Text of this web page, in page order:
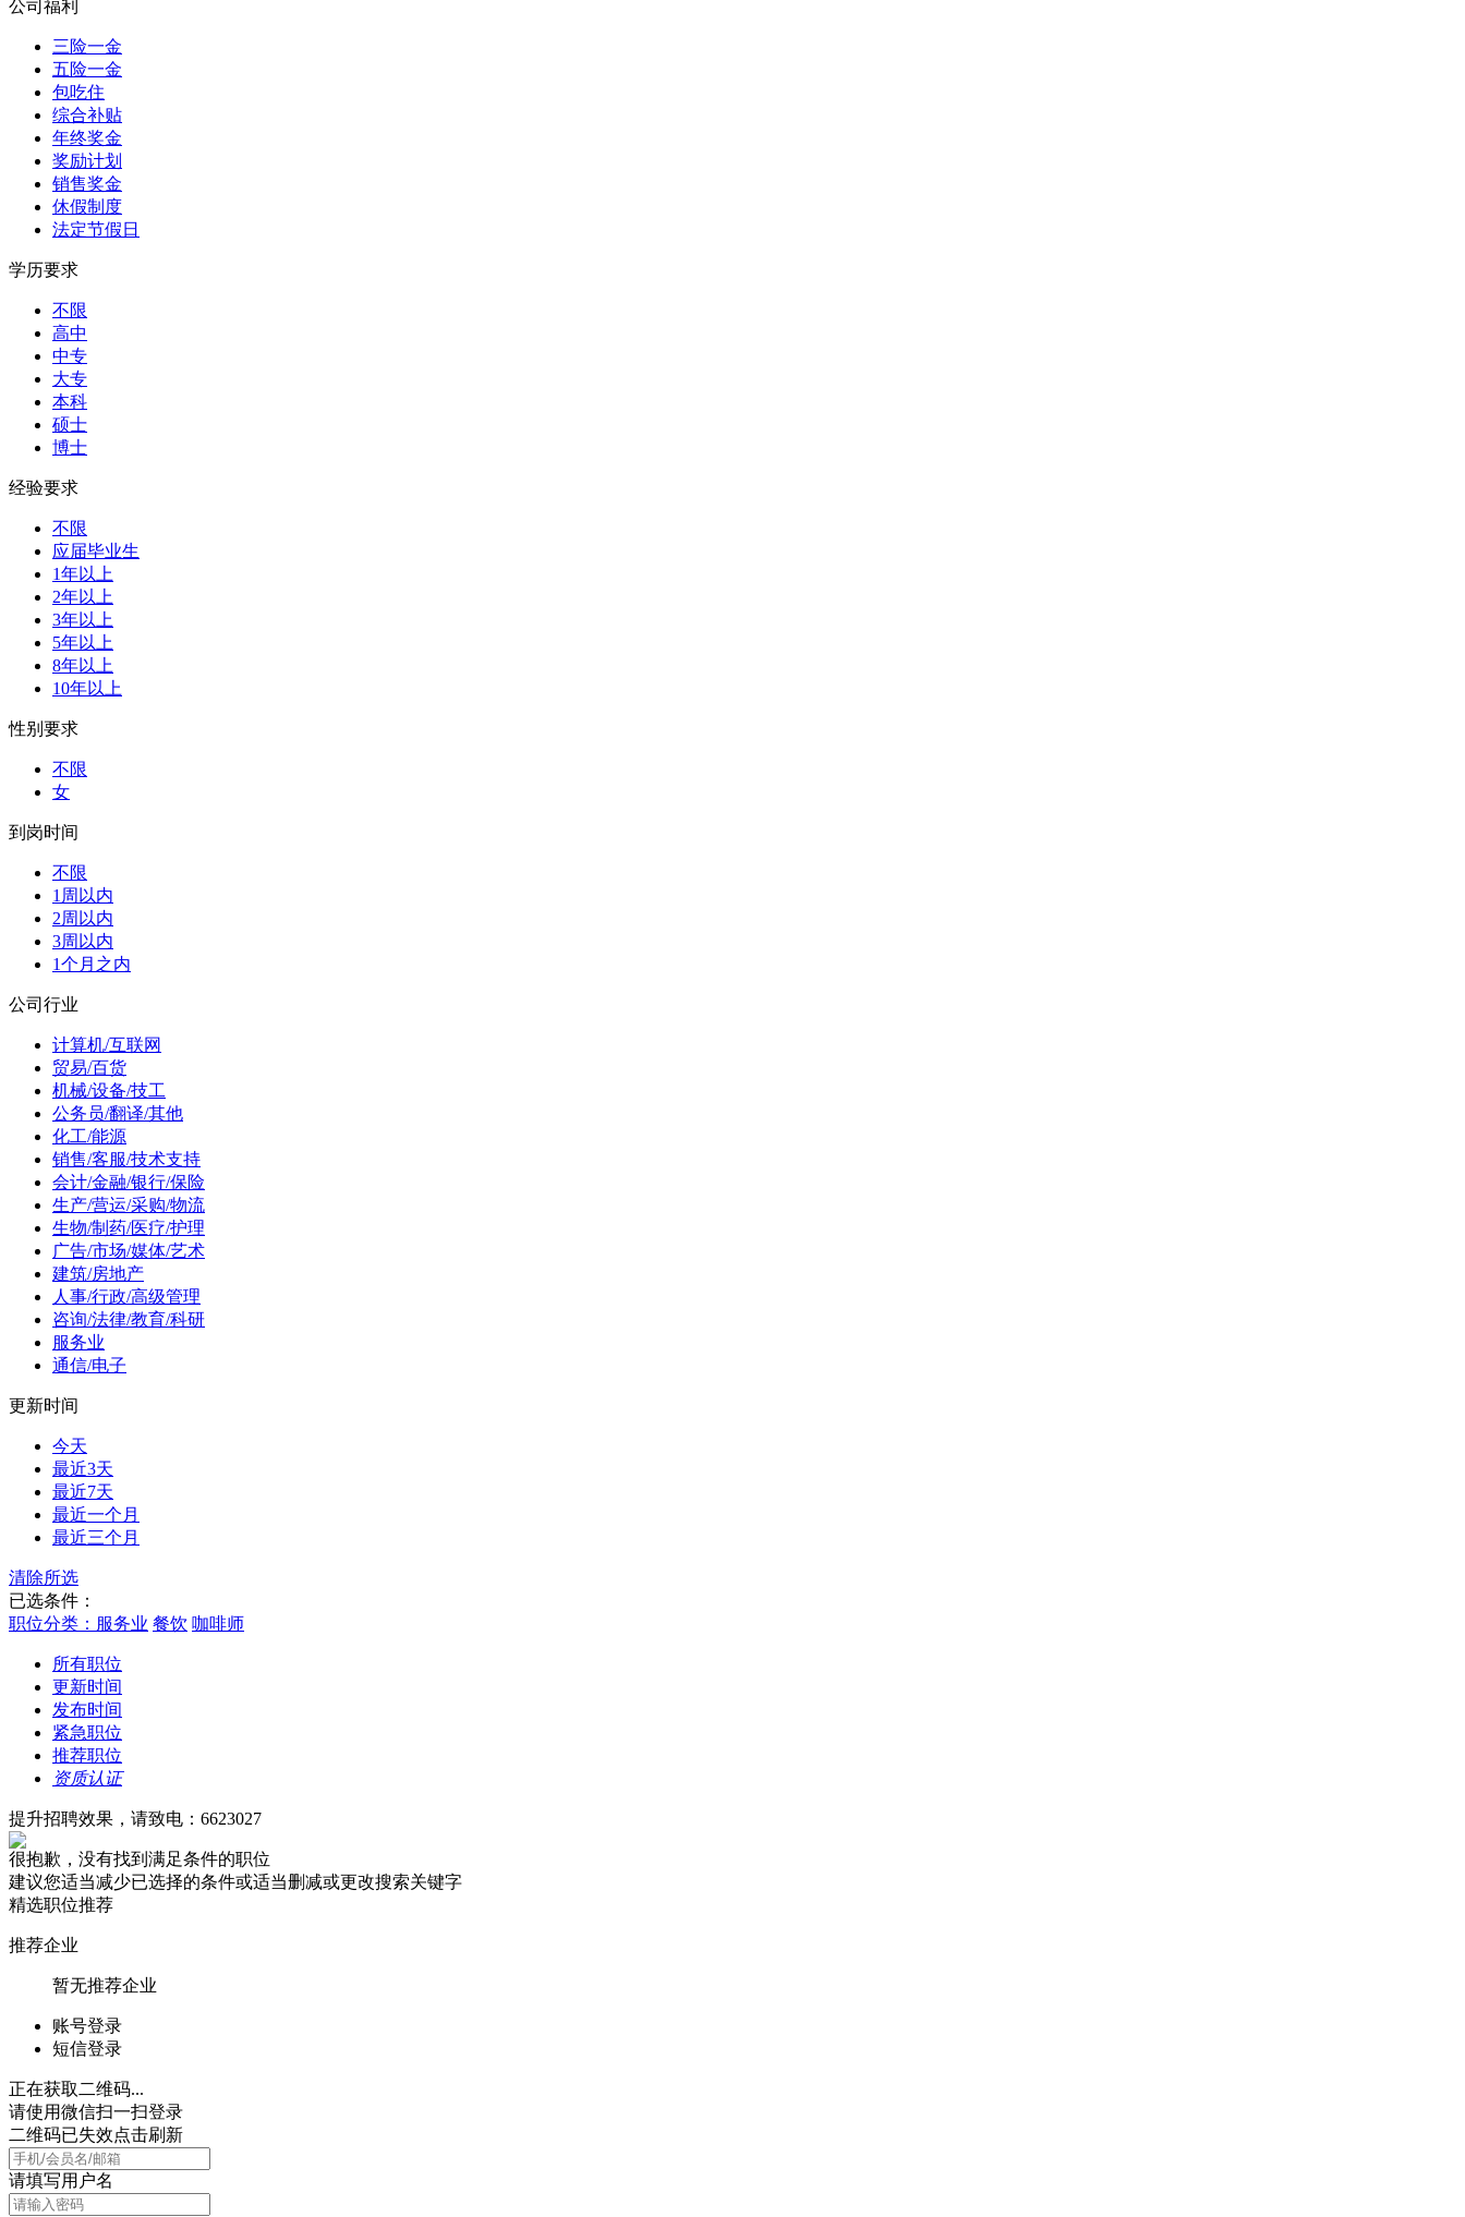
公司福利
三险一金
五险一金
包吃住
综合补贴
年终奖金
奖励计划
销售奖金
休假制度
法定节假日
学历要求
不限
高中
中专
大专
本科
硕士
博士
经验要求
不限
应届毕业生
1年以上
2年以上
3年以上
5年以上
8年以上
10年以上
性别要求
不限
女
到岗时间
不限
1周以内
2周以内
3周以内
1个月之内
公司行业
计算机/互联网
贸易/百货
机械/设备/技工
公务员/翻译/其他
化工/能源
销售/客服/技术支持
会计/金融/银行/保险
生产/营运/采购/物流
生物/制药/医疗/护理
广告/市场/媒体/艺术
建筑/房地产
人事/行政/高级管理
咨询/法律/教育/科研
服务业
通信/电子
更新时间
今天
最近3天
最近7天
最近一个月
最近三个月
清除所选
已选条件：
职位分类：服务业 餐饮 咖啡师
所有职位
更新时间
发布时间
紧急职位
推荐职位
资质认证
提升招聘效果，请致电：6623027
很抱歉，没有找到满足条件的职位
建议您适当减少已选择的条件或适当删减或更改搜索关键字
精选职位推荐
推荐企业
暂无推荐企业
账号登录
短信登录
正在获取二维码...
请使用微信扫一扫登录
二维码已失效点击刷新
请填写用户名